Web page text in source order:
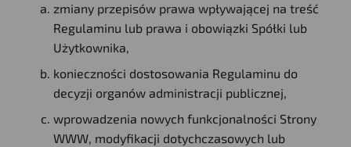
zmiany przepisów prawa wpływającej na treść
Regulaminu lub prawa i obowiązki Spółki lub
Użytkownika,
konieczności dostosowania Regulaminu do
decyzji organów administracji publicznej,
wprowadzenia nowych funkcjonalności Strony
WWW, modyfikacji dotychczasowych lub